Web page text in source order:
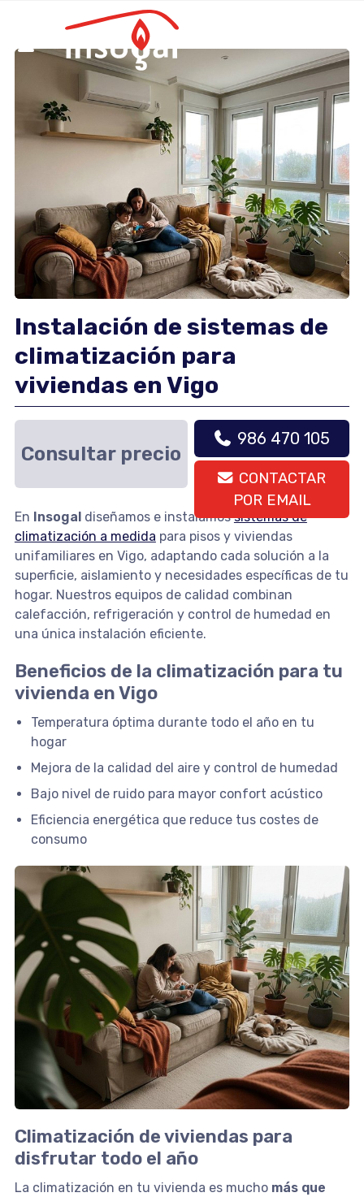
Instalación de sistemas de
climatización para
viviendas en Vigo
Consultar precio
986 470 105
CONTACTAR
POR EMAIL
En Insogaldiseñamos e instalamossistemas de
climatización a medida para pisos y viviendas
unifamiliares en Vigo, adaptando cada solución a la
superficie, aislamiento y necesidades específicas de tu
hogar. Nuestros equipos de calidad combinan
calefacción, refrigeración y control de humedad en
una única instalación eficiente.
Beneficios de la climatización para tu
vivienda en Vigo
Temperatura óptima durante todo el año en tu
hogar
Mejora de la calidad del aire y control de humedad
Bajo nivel de ruido para mayor confort acústico
Eficiencia energética que reduce tus costes de
consumo
Climatización de viviendas para
disfrutar todo el año
La climatización en tu vivienda es mucho más que